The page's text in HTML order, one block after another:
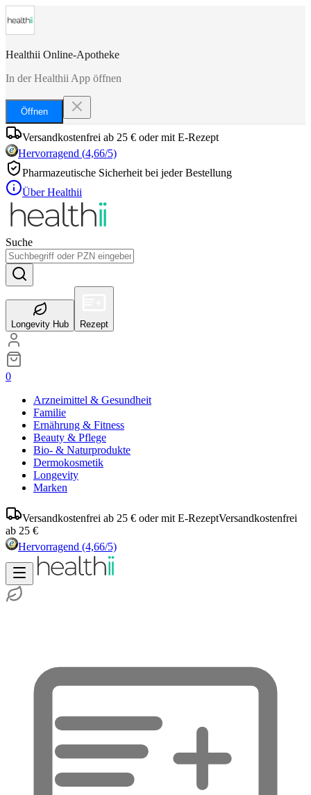
Healthii Online-Apotheke
In der Healthii App öffnen
Öffnen
Versandkostenfrei ab 25 € oder mit E-Rezept
Hervorragend (4,66/5)
Pharmazeutische Sicherheit bei jeder Bestellung
Über Healthii
Suche
Longevity Hub Rezept
0
Arzneimittel & Gesundheit
Familie
Ernährung & Fitness
Beauty & Pflege
Bio- & Naturprodukte
Dermokosmetik
Longevity
Marken
Versandkostenfrei ab 25 € oder mit E-RezeptVersandkostenfrei
ab 25 €
Hervorragend (4,66/5)